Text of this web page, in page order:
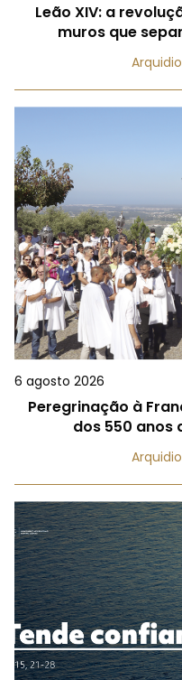
Leão XIV: a
muros que
6 agosto 2026
Peregrinação à
dos 550 anos